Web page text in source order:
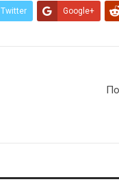
Twitter Google+